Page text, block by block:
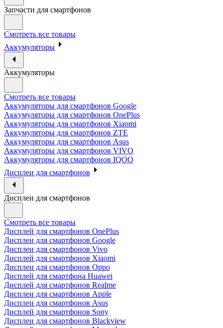
Запчасти для смартфонов
Смотреть все товары
Аккумуляторы
Аккумуляторы
Смотреть все товары
Аккумуляторы для смартфонов Google
Аккумуляторы для смартфонов OnePlus
Аккумуляторы для смартфонов Xiaomi
Аккумуляторы для смартфонов ZTE
Аккумуляторы для cмартфонов Asus
Аккумуляторы для смартфонов VIVO
Аккумуляторы для смартфонов IQOO
Дисплеи для смартфонов
Дисплеи для смартфонов
Смотреть все товары
Дисплей для смартфонов OnePlus
Дисплеи для смартфонов Google
Дисплеи для смартфонов Vivo
Дисплей для смартфонов Xiaomi
Дисплеи для смартфонов Oppo
Дисплей для смартфона Huawei
Дисплей для смартфонов Realme
Дисплеи для смартфонов Apple
Дисплеи для смартфонов Asus
Дисплей для смартфонов Sony
Дисплеи для смартфонов Blackview